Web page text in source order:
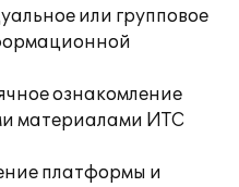
или групповое
ознакомление
материалами ИТС
платформы и